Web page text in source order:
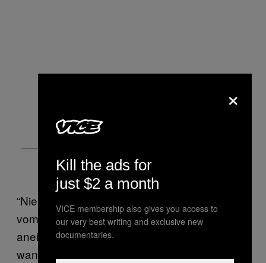
“Niemals”, sagt Chris. Seine Hände wandern
vom Gesicht an die Hüfte, dann presst er sie
aneinander, als würde er beten. Hektisch
wandert sein Blick durch die Nacht, während
×
Kill the ads for
just $2 a month
VICE membership also gives you access to
our very best writing and exclusive new
documentaries.